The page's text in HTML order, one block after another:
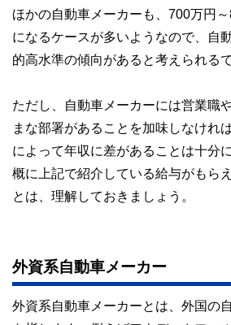
ほかの自動車メーカーも、700万円
になるケースが多いようなので、自
的高水準の傾向があると考えられる
ただし、自動車メーカーには営業職
まな部署があることを加味しなけれ
によって年収に差があることは十分
概に上記で紹介している給与がもら
とは、理解しておきましょう。
外資系自動車メーカー
外資系自動車メーカーとは、外国の